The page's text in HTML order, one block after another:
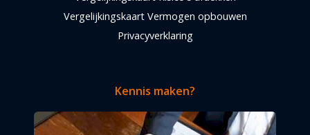
Vergelijkingskaart Vermogen opbouwen
Privacyverklaring
Kennis maken?